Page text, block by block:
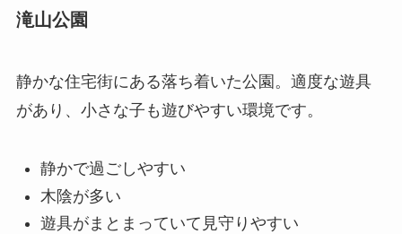
滝山公園
静かな住宅街にある落ち着いた公園。適度な遊具
があり、小さな子も遊びやすい環境です。
静かで過ごしやすい
木陰が多い
遊具がまとまっていて見守りやすい